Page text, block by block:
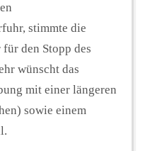
stimmte die
den Stopp des
wünscht das
mit einer längeren
sowie einem